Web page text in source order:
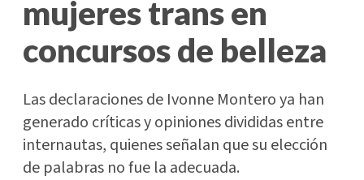
mujeres trans en
concursos de belleza
Las declaraciones de Ivonne Montero ya han
generado críticas y opiniones divididas entre
internautas, quienes señalan que su elección
de palabras no fue la adecuada.